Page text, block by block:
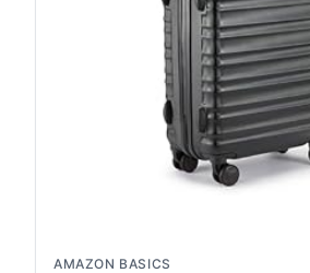
AMAZON BASICS